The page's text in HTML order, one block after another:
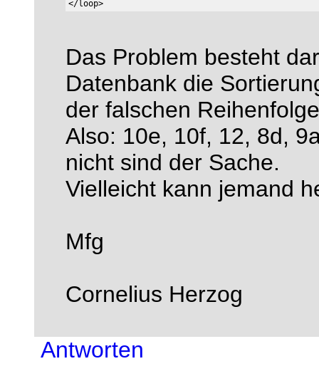
Das Problem besteht
Datenbank die
der falschen
Also: 10e, 10f, 12, 8d,
nicht sind der Sache.
Vielleicht kann jemand
Mfg
Cornelius Herzog
Antworten